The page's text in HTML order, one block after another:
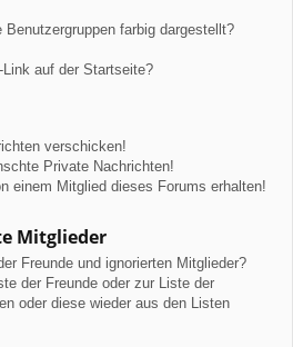
farbig dargestellt?
Link auf der Startseite?
verschicken!
Private Nachrichten!
einem Mitglied dieses Forums erhalten!
Mitglieder
Freunde und ignorierten Mitglieder?
der Freunde oder zur Liste der
oder diese wieder aus den Listen